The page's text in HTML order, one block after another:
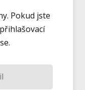
Pokud jste